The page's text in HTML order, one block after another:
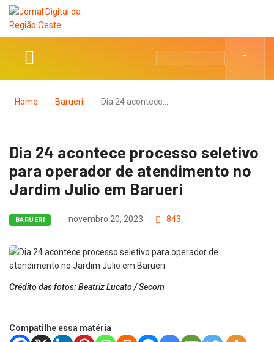
Home Barueri Dia 24 acontece…
Dia 24 acontece processo seletivo
para operador de atendimento no
Jardim Julio em Barueri
BARUERI novembro 20, 2023 843
Crédito das fotos: Beatriz Lucato / Secom
Compatilhe essa matéria